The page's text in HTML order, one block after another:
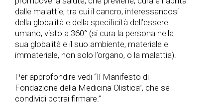
dalle malattie, tra cui il cancro, interessandosi
della globalità e della specificità dell’essere
umano, visto a 360° (si cura la persona nella
sua globalità e il suo ambiente, materiale e
immateriale, non solo l’organo, o la malattia).
Per approfondire vedi “Il Manifesto di
Fondazione della Medicina Olistica”, che se
condividi potrai firmare.”